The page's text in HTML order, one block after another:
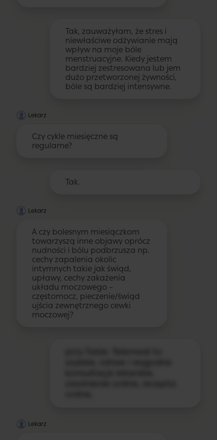
Tak, zauważyłam, że stres i
niewłaściwe odżywianie mają
wpływ na moje bóle
menstruacyjne. Kiedy jestem
bardziej zestresowana lub jem
dużo przetworzonej żywności,
bóle są bardziej intensywne.
Lekarz
Czy cykle miesięczne są
regularne?
Tak.
Lekarz
A czy bolesnym miesiączkom
towarzyszą inne objawy oprócz
nudności i bólu podbrzusza np.
cechy zapalenia okolic
intymnych takie jak świąd,
upławy, cechy zakażenia
układu moczowego –
częstomocz, pieczenie/świąd
ujścia zewnętrznego cewki
moczowej?
Lekarz